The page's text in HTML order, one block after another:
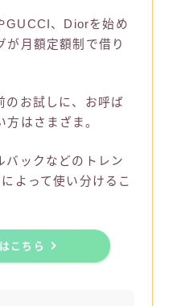
GUCCI、Diorを始め
が月額定額制で借り
のお試しに、お呼ば
はさまざま。
バックなどのトレン
よって使い分けるこ
こちら